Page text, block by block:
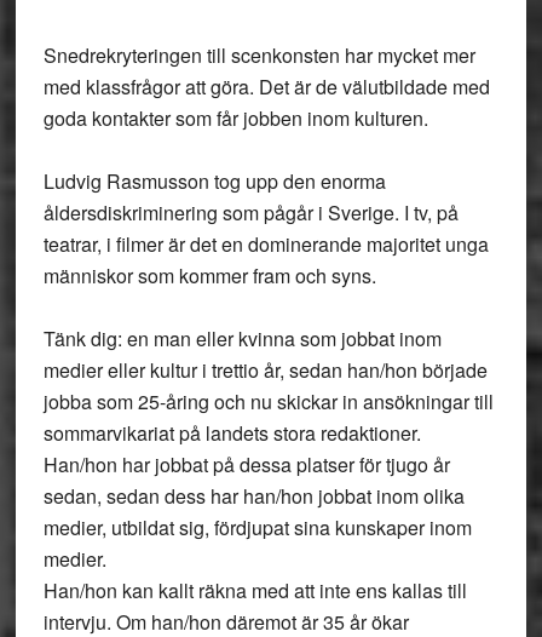
Snedrekryteringen till scenkonsten har mycket mer
med klassfrågor att göra. Det är de välutbildade med
goda kontakter som får jobben inom kulturen.
Ludvig Rasmusson tog upp den enorma
åldersdiskriminering som pågår i Sverige. I tv, på
teatrar, i filmer är det en dominerande majoritet unga
människor som kommer fram och syns.
Tänk dig: en man eller kvinna som jobbat inom
medier eller kultur i trettio år, sedan han/hon började
jobba som 25-åring och nu skickar in ansökningar till
sommarvikariat på landets stora redaktioner.
Han/hon har jobbat på dessa platser för tjugo år
sedan, sedan dess har han/hon jobbat inom olika
medier, utbildat sig, fördjupat sina kunskaper inom
medier.
Han/hon kan kallt räkna med att inte ens kallas till
intervju. Om han/hon däremot är 35 år ökar